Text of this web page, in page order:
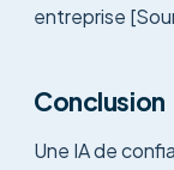
entreprise
Conclusion
Une IA de